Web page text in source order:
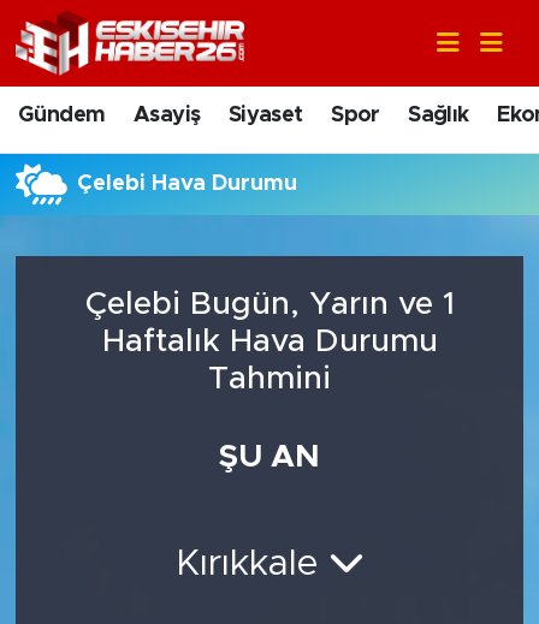
Gündem Asayiş Siyaset Spor Sağlık
Çelebi Hava Durumu
Çelebi Bugün, Yarın ve 1
Haftalık Hava Durumu
Tahmini
ŞU AN
Kırıkkale
Gündem
Asayiş
Siyaset
Sağlık
Nöbetçi Eczaneler
Hava Durumu
Trafik Durumu
Tüm Manşetler